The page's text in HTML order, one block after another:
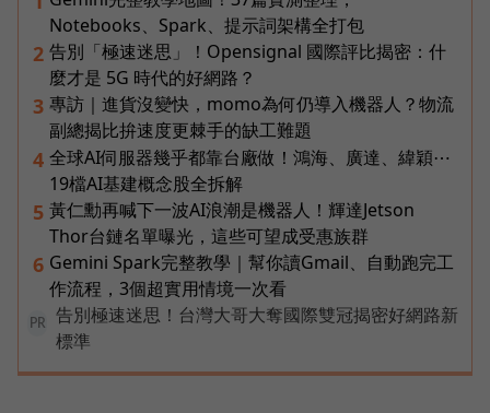
Notebooks、Spark、提示詞架構全打包
2 告別「極速迷思」！Opensignal 國際評比揭密：什
麼才是 5G 時代的好網路？
3 專訪｜進貨沒變快，momo為何仍導入機器人？物流
副總揭比拚速度更棘手的缺工難題
4 全球AI伺服器幾乎都靠台廠做！鴻海、廣達、緯穎⋯
19檔AI基建概念股全拆解
5 黃仁勳再喊下一波AI浪潮是機器人！輝達Jetson
Thor台鏈名單曝光，這些可望成受惠族群
6 Gemini Spark完整教學｜幫你讀Gmail、自動跑完工
作流程，3個超實用情境一次看
PR
告別極速迷思！台灣大哥大奪國際雙冠揭密好網路新
標準